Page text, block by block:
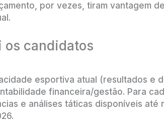
por vezes, tiram vantagem
os candidatos
esportiva atual (resultados e
financeira/gestão. Para
e análises táticas disponíveis até